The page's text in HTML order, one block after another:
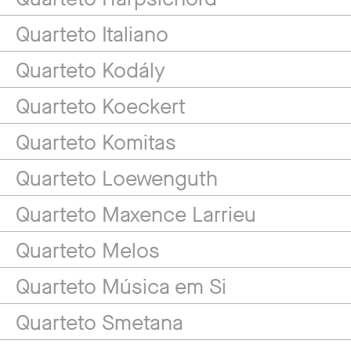
Quarteto Italiano
Quarteto Kodály
Quarteto Koeckert
Quarteto Komitas
Quarteto Loewenguth
Quarteto Maxence Larrieu
Quarteto Melos
Quarteto Música em Si
Quarteto Smetana